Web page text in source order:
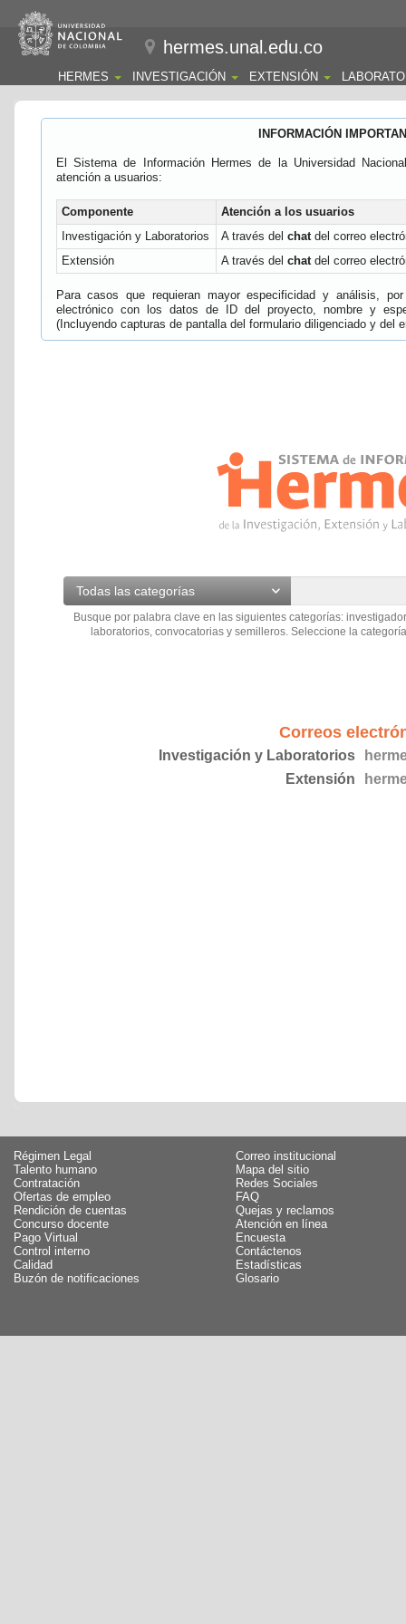
hermes.unal.edu.co
HERMES INVESTIGACIÓN EXTENSIÓN
INFORMACIÓN
El Sistema de Información Hermes de la Universidad
atención a usuarios:
Componente
Atención a los usuarios
Investigación y Laboratorios
A través del chatdel correo
Extensión
A través del chatdel correo
Para casos que requieran mayor especificidad y análisis,
electrónico con los datos de ID del proyecto, nombre y
(Incluyendo capturas de pantalla del formulario diligenciado y del
Todas las categorías
Busque por palabra clave en las siguientes categorías:
laboratorios, convocatorias y semilleros. Seleccione la
Correos
Investigación y Laboratorios
Extensión
Régimen Legal
Talento humano
Contratación
Ofertas de empleo
Rendición de cuentas
Concurso docente
Pago Virtual
Control interno
Calidad
Buzón de notificaciones
Correo institucional
Mapa del sitio
Redes Sociales
FAQ
Quejas y reclamos
Atención en línea
Encuesta
Contáctenos
Estadísticas
Glosario